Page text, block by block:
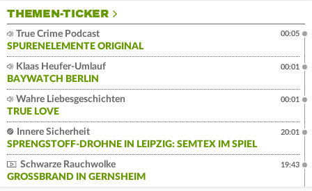
THEMEN-TICKER
True Crime Podcast
SPURENELEMENTE ORIGINAL
00:05
Klaas Heufer-Umlauf
BAYWATCH BERLIN
00:01
Wahre Liebesgeschichten
TRUE LOVE
00:01
Innere Sicherheit
SPRENGSTOFF-DROHNE IN LEIPZIG: SEMTEX IM SPIEL
20:01
Schwarze Rauchwolke
GROSSBRAND IN GERNSHEIM
19:43